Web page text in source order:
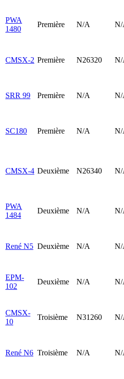
PWA
1480
Première N/A N/
CMSX-2 Première N26320 N/
SRR 99 Première N/A N/
SC180 Première N/A N/
CMSX-4 Deuxième N26340 N/
PWA
1484
Deuxième N/A N/
René N5 Deuxième N/A N/
EPM-
102
Deuxième N/A N/
CMSX-
10
Troisième N31260 N/
René N6 Troisième N/A N/